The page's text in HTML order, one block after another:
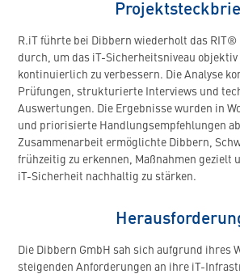
R.iT führte bei Dibbern wiederholt das RIT®
durch, um das iT-Sicherheitsniveau objektiv
kontinuierlich zu verbessern. Die Analyse
Prüfungen, strukturierte Interviews und
Auswertungen. Die Ergebnisse wurden in
und priorisierte Handlungsempfehlungen
Zusammenarbeit ermöglichte Dibbern,
frühzeitig zu erkennen, Maßnahmen gezielt
iT-Sicherheit nachhaltig zu stärken.
Die Dibbern GmbH sah sich aufgrund ihres
steigenden Anforderungen an ihre iT-